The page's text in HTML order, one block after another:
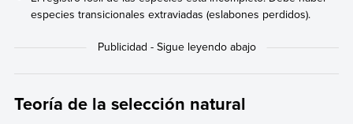
especies transicionales extraviadas (eslabones perdidos).
Teoría de la selección natural